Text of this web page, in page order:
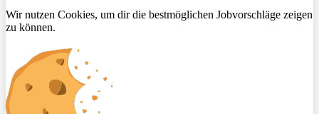
Wir nutzen Cookies, um dir die bestmöglichen Jobvorschläge zeigen
zu können.